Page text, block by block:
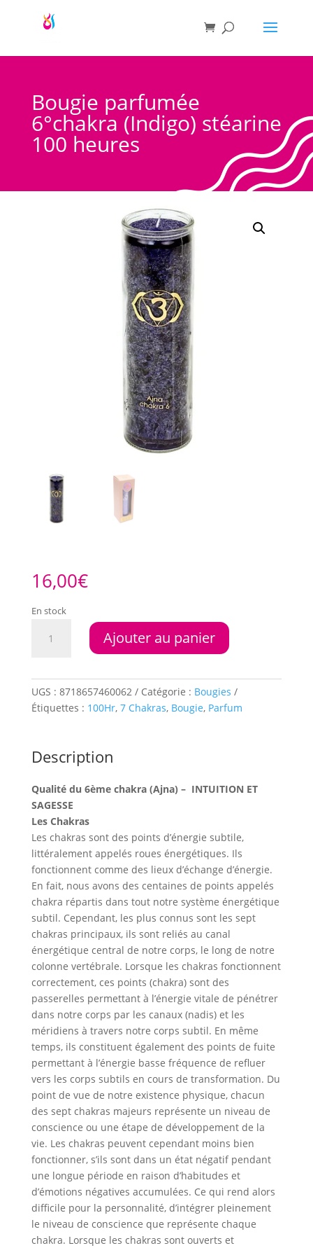
Bougie parfumée
6°chakra (Indigo) stéarine
100 heures
16,00€
En stock
(Indigo)
stéarine
Ajouter au panier
UGS : 8718657460062 Catégorie : Bougies
Étiquettes : 100Hr, 7 Chakras, Bougie, Parfum
Description
Qualité du 6ème chakra (Ajna) – INTUITION ET
SAGESSE
Les Chakras
Les chakras sont des points d’énergie subtile,
littéralement appelés roues énergétiques. Ils
fonctionnent comme des lieux d’échange d’énergie.
En fait, nous avons des centaines de points appelés
chakra répartis dans tout notre système énergétique
subtil. Cependant, les plus connus sont les sept
chakras principaux, ils sont reliés au canal
énergétique central de notre corps, le long de notre
colonne vertébrale. Lorsque les chakras fonctionnent
correctement, ces points (chakra) sont des
passerelles permettant à l’énergie vitale de pénétrer
dans notre corps par les canaux (nadis) et les
méridiens à travers notre corps subtil. En même
temps, ils constituent également des points de fuite
permettant à l’énergie basse fréquence de refluer
vers les corps subtils en cours de transformation. Du
point de vue de notre existence physique, chacun
des sept chakras majeurs représente un niveau de
conscience ou une étape de développement de la
vie. Les chakras peuvent cependant moins bien
fonctionner, s’ils sont dans un état négatif pendant
une longue période en raison d’habitudes et
d’émotions négatives accumulées. Ce qui rend alors
difficile pour la personnalité, d’intégrer pleinement
le niveau de conscience que représente chaque
chakra. Lorsque les chakras sont ouverts et